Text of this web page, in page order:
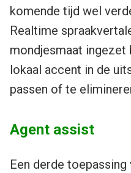
komende tijd wel
Realtime
mondjesmaat
lokaal accent in de
passen of te
Agent assist
Een derde toepassing